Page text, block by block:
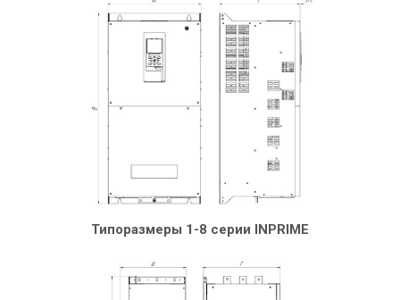
Типоразмеры 1-8 серии INPRIME